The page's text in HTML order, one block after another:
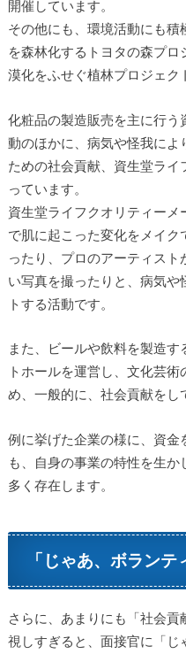
開催しています。
その他にも、環境活動にも
を森林化するトヨタの森プ
漠化をふせぐ植林プロジェク
化粧品の製造販売を主に行
動のほかに、病気や怪我に
ための社会貢献、資生堂ラ
っています。
資生堂ライフクオリティー
で肌に起こった変化をメイ
ったり、プロのアーティス
い写真を撮ったりと、病気
トする活動です。
また、ビールや飲料を製造
トホールを運営し、文化芸
め、一般的に、社会貢献をし
例に挙げた企業の様に、資金
も、自身の事業の特性を生
多く存在します。
「じゃあ、ボランテ
さらに、あまりにも「社会
視しすぎると、面接官に「じ